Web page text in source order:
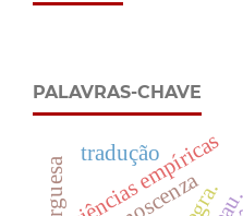
PALAVRAS-CHAVE
ciências empíricas
tradução